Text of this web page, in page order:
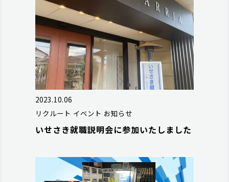
2023.10.06
リクルート イベント お知らせ
いせさき就職説明会に参加いたしました